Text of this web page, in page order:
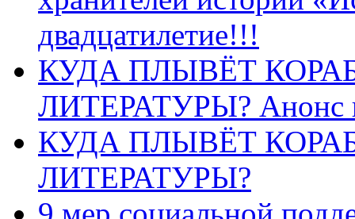
двадцатилетие!!!
КУДА ПЛЫВЁТ
ЛИТЕРАТУРЫ? Анонс
КУДА ПЛЫВЁТ
ЛИТЕРАТУРЫ?